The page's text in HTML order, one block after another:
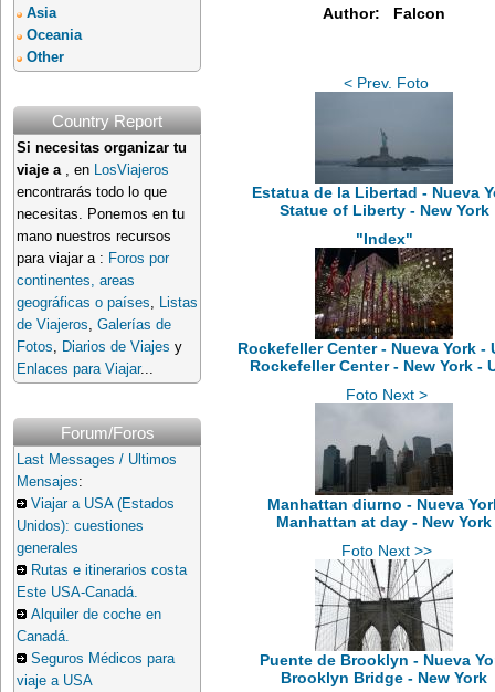
Asia
Oceania
Other
Country Report
Si necesitas organizar tu
viaje a , en LosViajeros
encontrarás todo lo que
necesitas. Ponemos en tu
mano nuestros recursos
para viajar a : Foros por
continentes, areas
geográficas o países, Listas
de Viajeros, Galerías de
Fotos, Diarios de Viajes y
Enlaces para Viajar...
Forum/Foros
Last Messages / Ultimos
Mensajes:
Viajar a USA (Estados
Unidos): cuestiones
generales
Rutas e itinerarios costa
Este USA-Canadá.
Alquiler de coche en
Canadá.
Seguros Médicos para
viaje a USA
Author: Falcon
< Prev. Foto
Estatua de la Libertad - Nueva
Statue of Liberty - New York
"Index"
Rockefeller Center - Nueva York -
Rockefeller Center - New York -
Foto Next >
Manhattan diurno - Nueva
Manhattan at day - New York
Foto Next >>
Puente de Brooklyn - Nueva
Brooklyn Bridge - New York